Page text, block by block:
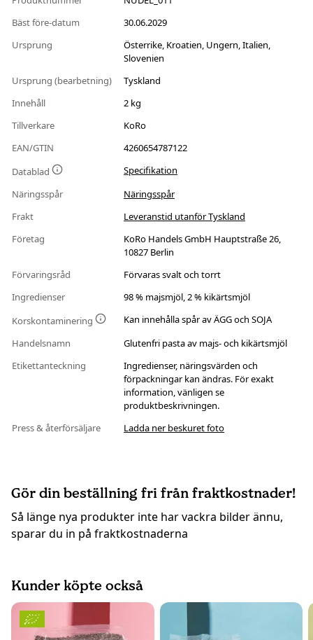
Bäst före-datum
30.06.2029
Ursprung
Österrike, Kroatien, Ungern, Italien,
Slovenien
Ursprung (bearbetning)
Tyskland
Innehåll
2 kg
Tillverkare
KoRo
EAN/GTIN
4260654787122
Datablad
Specifikation
Näringsspår
Näringsspår
Frakt
Leveranstid utanför Tyskland
Företag
KoRo Handels GmbH Hauptstraße 26,
10827 Berlin
Förvaringsråd
Förvaras svalt och torrt
Ingredienser
98 % majsmjöl, 2 % kikärtsmjöl
Korskontaminering
Kan innehålla spår av ÄGG och SOJA
Handelsnamn
Glutenfri pasta av majs- och kikärtsmjöl
Etikettanteckning
Ingredienser, näringsvärden och
förpackningar kan ändras. För exakt
information, vänligen se
produktbeskrivningen.
Press & återförsäljare
Ladda ner beskuret foto
Gör din beställning fri från fraktkostnader!
Så länge nya produkter inte har vackra bilder ännu,
sparar du in på fraktkostnaderna
Kunder köpte också